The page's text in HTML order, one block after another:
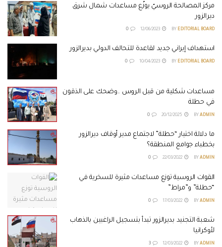
مركز المصالحة الروسيّ يوزّع مساعدات شمال شرق
ديرالزور
BY EDITORIAL BOARD
استهداف إيراني جديد لقاعدة للتحالف الدولي بديرالزور
BY EDITORIAL BOARD
مساعدات شكلية من قبل الروس ..وضحك على الذقون
في حطلة
BY ADMIN
ما دلالة اختيار “حطلة” لاجتماع مدير أوقاف ديرالزور
بخطباء جوامع المنطقة؟
BY ADMIN
القوات الروسية توزع مساعدات مثيرة للسخرية في
“حطلة” و”مراط”
BY ADMIN
شعبة التجنيد بديرالزور تبدأ بتسجيل الراغبين بالذهاب
لأوكرانيا
BY ADMIN